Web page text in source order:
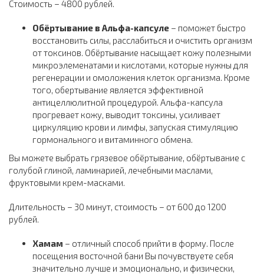
Стоимость – 4800 рублей.
Обёртывание в Альфа-капсуле – поможет быстро
восстановить силы, расслабиться и очистить организм
от токсинов. Обёртывание насыщает кожу полезными
микроэлеменатами и кислотами, которые нужны для
регенерации и омоложения клеток организма. Кроме
того, обертывание является эффективной
антицеллюлитной процедурой. Альфа-капсула
прогревает кожу, выводит токсины, усиливает
циркуляцию крови и лимфы, запуская стимуляцию
гормонального и витаминного обмена.
Вы можете выбрать грязевое обёртывание, обёртывание с
голубой глиной, ламинарией, лечебными маслами,
фруктовыми крем-масками.
Длительность – 30 минут, стоимость – от 600 до 1200
рублей.
Хамам – отличный способ прийти в форму. После
посещения восточной бани Вы почувствуете себя
значительно лучше и эмоционально, и физически,